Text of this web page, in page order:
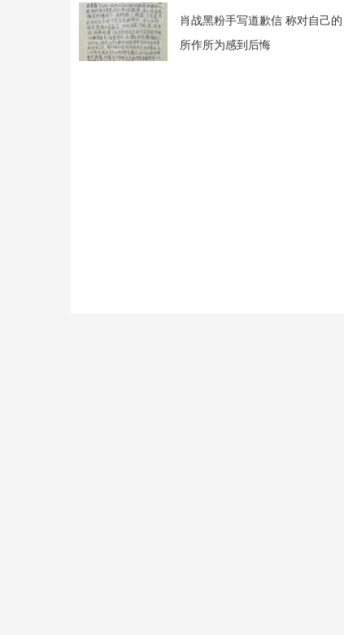
肖战黑粉手写道歉信 称对自己的
所作所为感到后悔